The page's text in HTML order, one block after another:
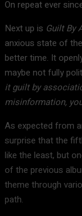
On repeat ever
Next up is Guilt By
anxious state of
better time. It
maybe not fully
it guilt by
misinformation,
As expected from
surprise that the
like the least, but
of the previous
theme through
path.